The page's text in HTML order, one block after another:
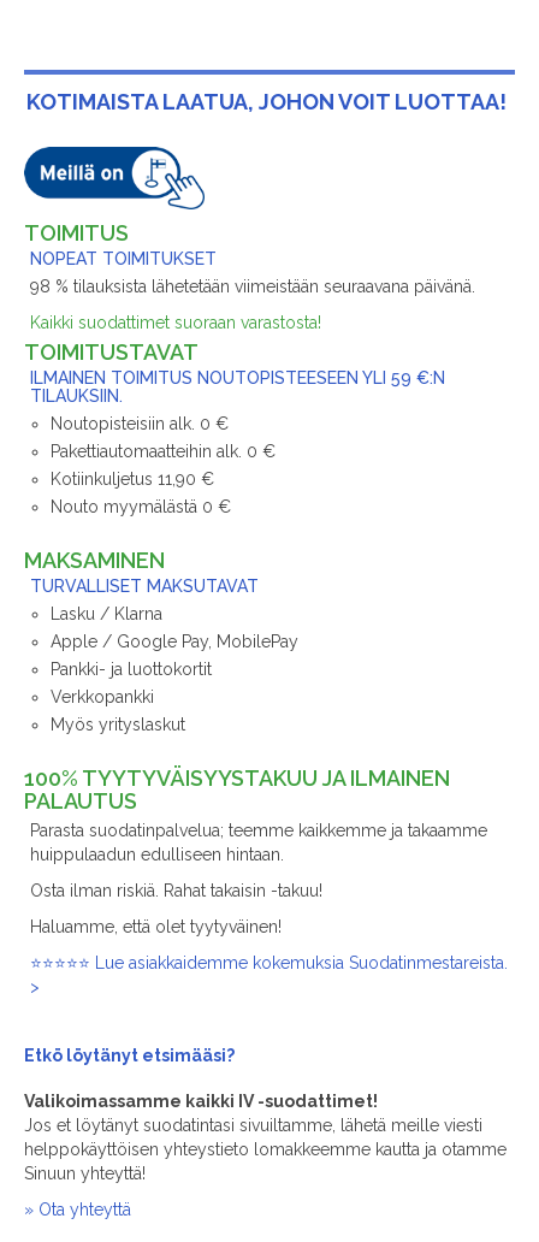
KOTIMAISTA LAATUA, JOHON VOIT LUOTTAA!
TOIMITUS
NOPEAT TOIMITUKSET
98 % tilauksista lähetetään viimeistään seuraavana päivänä.
Kaikki suodattimet suoraan varastosta!
TOIMITUSTAVAT
ILMAINEN TOIMITUS NOUTOPISTEESEEN YLI 59 €:N
TILAUKSIIN.
Noutopisteisiin alk. 0 €
Pakettiautomaatteihin alk. 0 €
Kotiinkuljetus 11,90 €
Nouto myymälästä 0 €
MAKSAMINEN
TURVALLISET MAKSUTAVAT
Lasku / Klarna
Apple / Google Pay, MobilePay
Pankki- ja luottokortit
Verkkopankki
Myös yrityslaskut
100% TYYTYVÄISYYSTAKUU JA ILMAINEN
PALAUTUS
Parasta suodatinpalvelua; teemme kaikkemme ja takaamme
huippulaadun edulliseen hintaan.
Osta ilman riskiä. Rahat takaisin -takuu!
Haluamme, että olet tyytyväinen!
⭐⭐⭐⭐⭐ Lue asiakkaidemme kokemuksia Suodatinmestareista.
>
Etkö löytänyt etsimääsi?
Valikoimassamme kaikki IV -suodattimet!
Jos et löytänyt suodatintasi sivuiltamme, lähetä meille viesti
helppokäyttöisen yhteystieto lomakkeemme kautta ja otamme
Sinuun yhteyttä!
» Ota yhteyttä